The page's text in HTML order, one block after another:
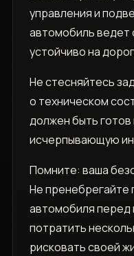
управления и
автомобиль ведет
устойчиво на
Не стесняйтесь
о техническом
должен быть
исчерпывающую
Помните: ваша
Не пренебрегайте
автомобиля перед
потратить
рисковать своей